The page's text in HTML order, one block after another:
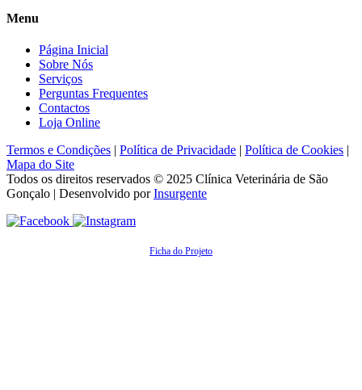
Menu
Página Inicial
Sobre Nós
Serviços
Perguntas Frequentes
Contactos
Loja Online
Termos e Condições | Política de Privacidade | Política de Cookies |
Mapa do Site
Todos os direitos reservados © 2025 Clínica Veterinária de São
Gonçalo | Desenvolvido porInsurgente
Ficha do Projeto